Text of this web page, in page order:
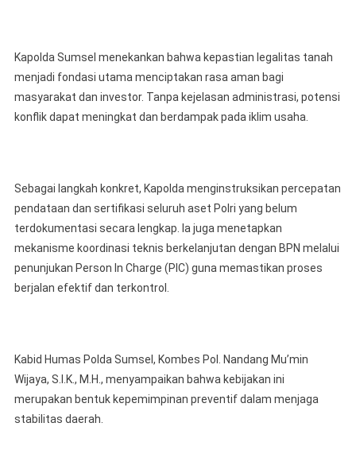
Kapolda Sumsel menekankan bahwa kepastian legalitas tanah
menjadi fondasi utama menciptakan rasa aman bagi
masyarakat dan investor. Tanpa kejelasan administrasi, potensi
konflik dapat meningkat dan berdampak pada iklim usaha.
Sebagai langkah konkret, Kapolda menginstruksikan percepatan
pendataan dan sertifikasi seluruh aset Polri yang belum
terdokumentasi secara lengkap. Ia juga menetapkan
mekanisme koordinasi teknis berkelanjutan dengan BPN melalui
penunjukan Person In Charge (PIC) guna memastikan proses
berjalan efektif dan terkontrol.
Kabid Humas Polda Sumsel, Kombes Pol. Nandang Mu’min
Wijaya, S.I.K., M.H., menyampaikan bahwa kebijakan ini
merupakan bentuk kepemimpinan preventif dalam menjaga
stabilitas daerah.